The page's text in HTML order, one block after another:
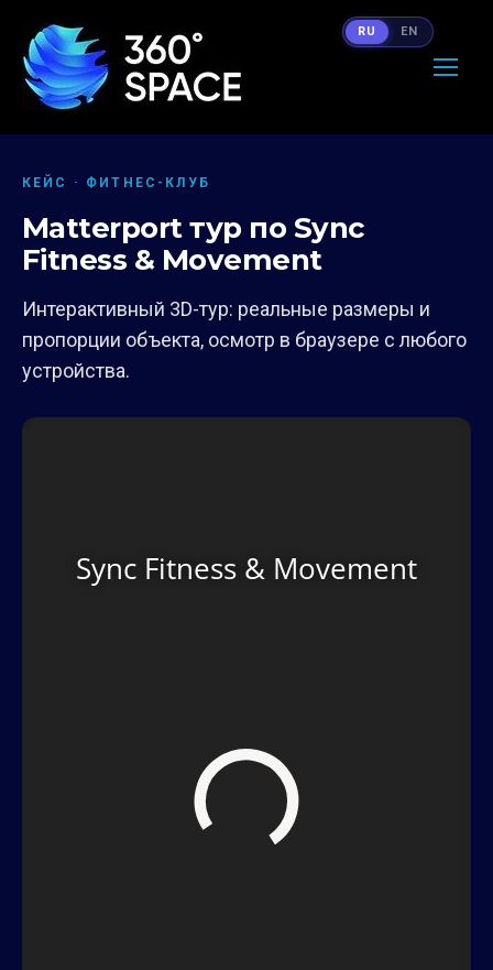
КЕЙС · ФИТНЕС-КЛУБ
Matterport тур по Sync
Fitness & Movement
Интерактивный 3D-тур: реальные размеры и
пропорции объекта, осмотр в браузере с любого
устройства.
RU EN